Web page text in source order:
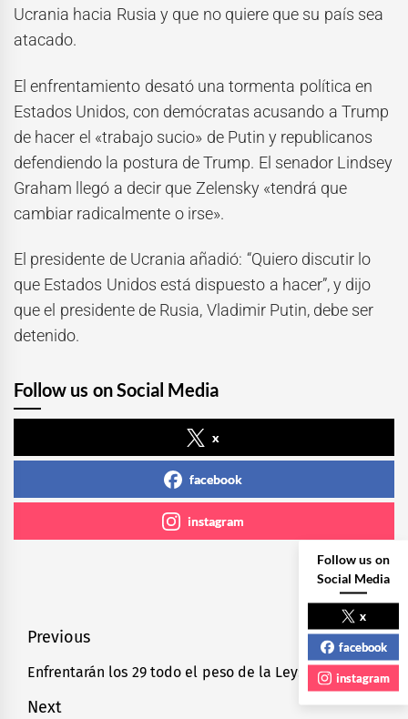
Ucrania hacia Rusia y que no quiere que su país sea
atacado.
El enfrentamiento desató una tormenta política en
Estados Unidos, con demócratas acusando a Trump
de hacer el «trabajo sucio» de Putin y republicanos
defendiendo la postura de Trump. El senador Lindsey
Graham llegó a decir que Zelensky «tendrá que
cambiar radicalmente o irse».
El presidente de Ucrania añadió: “Quiero discutir lo
que Estados Unidos está dispuesto a hacer”, y dijo
que el presidente de Rusia, Vladimir Putin, debe ser
detenido.
Follow us on Social Media
x
facebook
instagram
Navegación
de
entradas
Previous
Previous
Enfrentarán los 29 todo el peso de la Ley: Bondi
Next
Follow us on
Social Media
x
facebook
instagram